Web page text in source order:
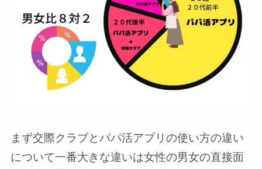
まず交際クラブとパパ活アプリの使い方の違い
について一番大きな違いは女性の男女の直接面